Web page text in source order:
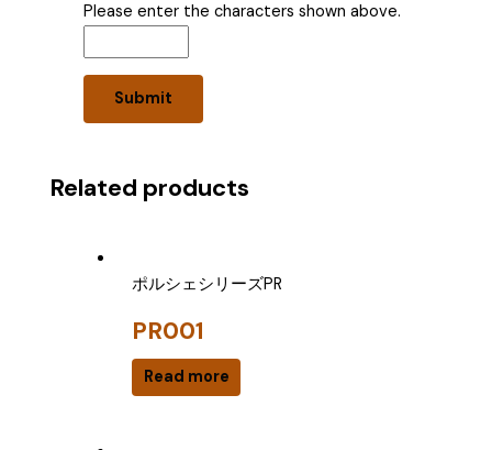
Please enter the characters shown above.
Related products
ポルシェシリーズPR
PR001
Read more